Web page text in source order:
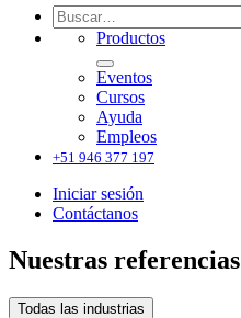
Productos
Eventos
Cursos
Ayuda
Empleos
+51 946 377 197
Iniciar sesión
Contáctanos
Nuestras referencias
Todas las industrias